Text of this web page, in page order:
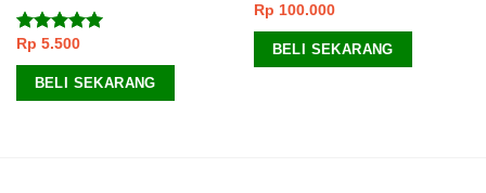
Dinilai4.67
dari 5
Rp 5.500
BELI SEKARANG
Rp 100.000
BELI SEKARANG